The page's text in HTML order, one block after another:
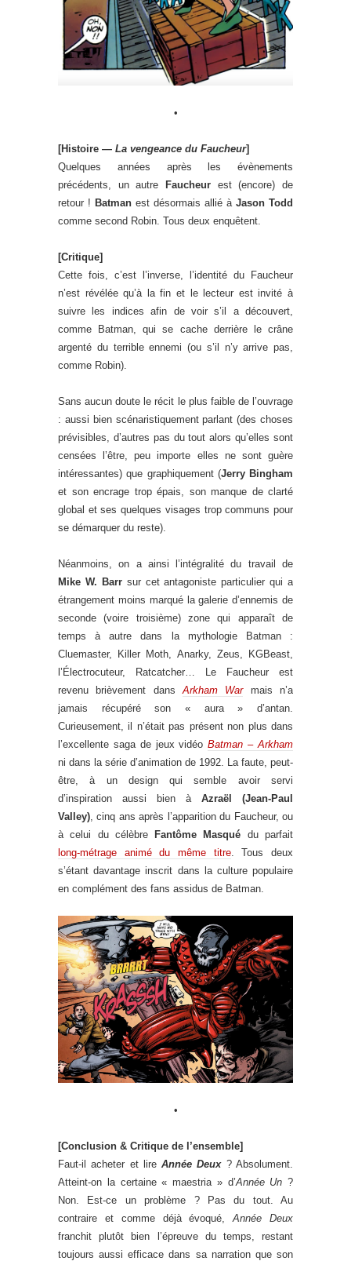
•
[Histoire — La vengeance du Faucheur]
Quelques années après les évènements
précédents, un autre
Faucheur est (encore) de
retour ! Batman est désormais allié à Jason Todd
comme second Robin. Tous deux enquêtent.
[Critique]
Cette fois, c’est l’inverse, l’identité du Faucheur
n’est révélée qu’à la fin et le lecteur est invité à
suivre les indices afin de voir s’il a découvert,
comme Batman, qui se cache derrière le crâne
argenté du terrible ennemi (ou s’il n’y arrive pas,
comme Robin).
Sans aucun doute le récit le plus faible de l’ouvrage
: aussi bien scénaristiquement parlant (des choses
prévisibles, d’autres pas du tout alors qu’elles sont
censées l’être, peu importe elles ne sont guère
intéressantes) que graphiquement (Jerry Bingham
et son encrage trop épais, son manque de clarté
global et ses quelques visages trop communs pour
se démarquer du reste).
Néanmoins, on a ainsi l’intégralité du travail de
Mike W. Barrsur cet antagoniste particulier qui a
étrangement moins marqué la galerie d’ennemis de
seconde (voire troisième) zone qui apparaît de
temps à autre dans la mythologie Batman :
Cluemaster, Killer Moth, Anarky, Zeus, KGBeast,
l’Électrocuteur, Ratcatcher… Le Faucheur est
revenu brièvement dans Arkham Warmais n’a
jamais récupéré son « aura » d’antan.
Curieusement, il n’était pas présent non plus dans
l’excellente saga de jeux vidéoBatman – Arkham
ni dans la série d’animation de 1992. La faute, peut-
être, à un design qui semble avoir servi
d’inspiration aussi bien à Azraël (Jean-Paul
Valley) , cinq ans après l’apparition du Faucheur, ou
à celui du célèbre
Fantôme Masqué du parfait
long-métrage animé du même titre. Tous deux
s’étant davantage inscrit dans la culture populaire
en complément des fans assidus de Batman.
•
[Conclusion & Critique de l’ensemble]
Faut-il acheter et lireAnnée Deux? Absolument.
Atteint-on la certaine « maestria » d’Année Un ?
Non. Est-ce un problème ? Pas du tout. Au
contraire et comme déjà évoqué,Année Deux
franchit plutôt bien l’épreuve du temps, restant
toujours aussi efficace dans sa narration que son